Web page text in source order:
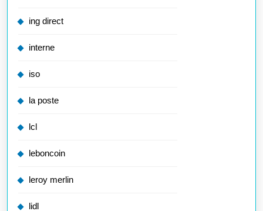
ing direct
interne
iso
la poste
lcl
leboncoin
leroy merlin
lidl